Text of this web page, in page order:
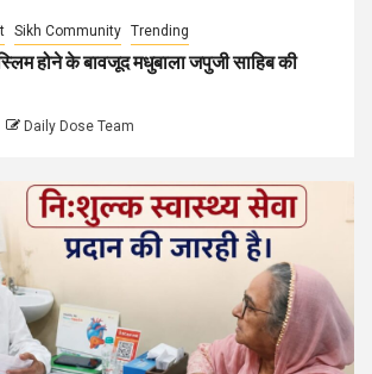
Sikh Community Trending
होने के बावजूद मधुबाला जपुजी साहिब की
Daily Dose Team